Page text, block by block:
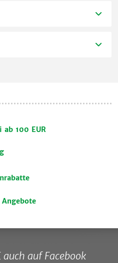
ab 100 EUR
auch auf Facebook